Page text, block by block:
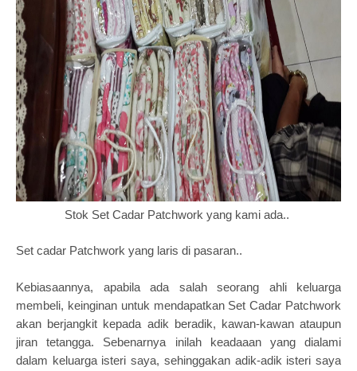
Stok Set Cadar Patchwork yang kami ada..
Set cadar Patchwork yang laris di pasaran..
Kebiasaannya, apabila ada salah seorang ahli keluarga
membeli, keinginan untuk mendapatkan Set Cadar Patchwork
akan berjangkit kepada adik beradik, kawan-kawan ataupun
jiran tetangga. Sebenarnya inilah keadaaan yang dialami
dalam keluarga isteri saya, sehinggakan adik-adik isteri saya